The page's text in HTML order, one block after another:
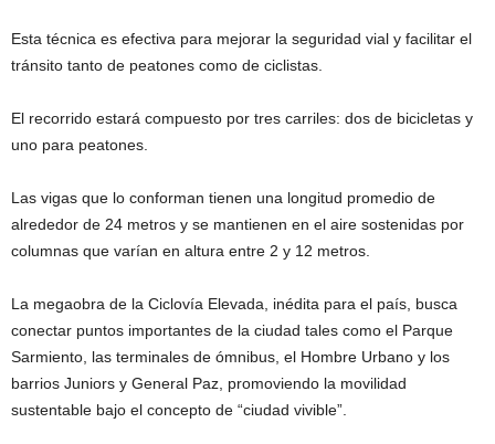
Esta técnica es efectiva para mejorar la seguridad vial y facilitar el
tránsito tanto de peatones como de ciclistas.
El recorrido estará compuesto por tres carriles: dos de bicicletas y
uno para peatones.
Las vigas que lo conforman tienen una longitud promedio de
alrededor de 24 metros y se mantienen en el aire sostenidas por
columnas que varían en altura entre 2 y 12 metros.
La megaobra de la Ciclovía Elevada, inédita para el país, busca
conectar puntos importantes de la ciudad tales como el Parque
Sarmiento, las terminales de ómnibus, el Hombre Urbano y los
barrios Juniors y General Paz, promoviendo la movilidad
sustentable bajo el concepto de “ciudad vivible”.